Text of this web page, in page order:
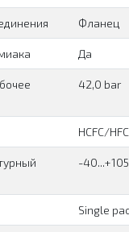
Фланец
Да
42,0 bar
HCFC/HFC
-40...+105
Single